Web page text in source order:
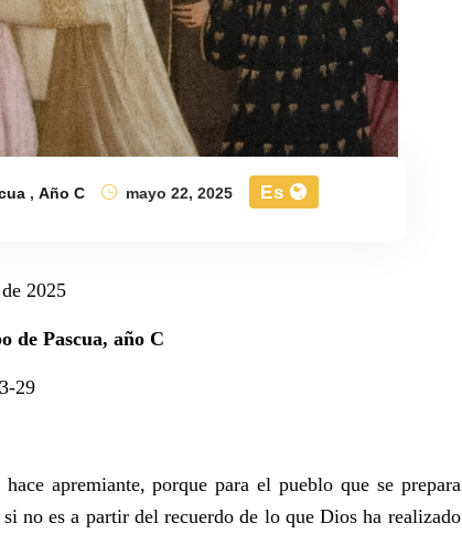
,Año C mayo 22, 2025 Es
2025
de Pascua, año C
29
apremiante, porque para el pueblo que se prepara
no es a partir del recuerdo de lo que Dios ha realizado